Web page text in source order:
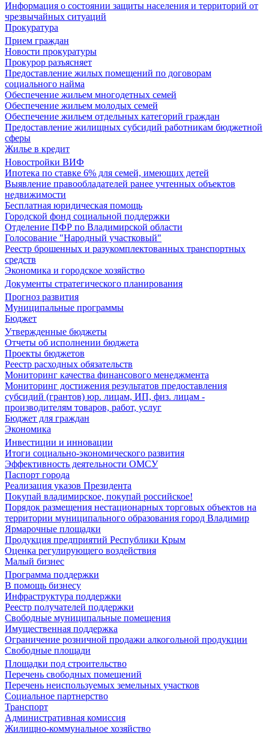
Информация о состоянии защиты населения и территорий от
чрезвычайных ситуаций
Прокуратура
Прием граждан
Новости прокуратуры
Прокурор разъясняет
Предоставление жилых помещений по договорам
социального найма
Обеспечение жильем многодетных семей
Обеспечение жильем молодых семей
Обеспечение жильем отдельных категорий граждан
Предоставление жилищных субсидий работникам бюджетной
сферы
Жилье в кредит
Новостройки ВИФ
Ипотека по ставке 6% для семей, имеющих детей
Выявление правообладателей ранее учтенных объектов
недвижимости
Бесплатная юридическая помощь
Городской фонд социальной поддержки
Отделение ПФР по Владимирской области
Голосование "Народный участковый"
Реестр брошенных и разукомплектованных транспортных
средств
Экономика и городское хозяйство
Документы стратегического планирования
Прогноз развития
Муниципальные программы
Бюджет
Утвержденные бюджеты
Отчеты об исполнении бюджета
Проекты бюджетов
Реестр расходных обязательств
Мониторинг качества финансового менеджмента
Мониторинг достижения результатов предоставления
субсидий (грантов) юр. лицам, ИП, физ. лицам -
производителям товаров, работ, услуг
Бюджет для граждан
Экономика
Инвестиции и инновации
Итоги социально-экономического развития
Эффективность деятельности ОМСУ
Паспорт города
Реализация указов Президента
Покупай владимирское, покупай российское!
Порядок размещения нестационарных торговых объектов на
территории муниципального образования город Владимир
Ярмарочные площадки
Продукция предприятий Республики Крым
Оценка регулирующего воздействия
Малый бизнес
Программа поддержки
В помощь бизнесу
Инфраструктура поддержки
Реестр получателей поддержки
Свободные муниципальные помещения
Имущественная поддержка
Ограничение розничной продажи алкогольной продукции
Свободные площади
Площадки под строительство
Перечень свободных помещений
Перечень неиспользуемых земельных участков
Социальное партнерство
Транспорт
Административная комиссия
Жилищно-коммунальное хозяйство